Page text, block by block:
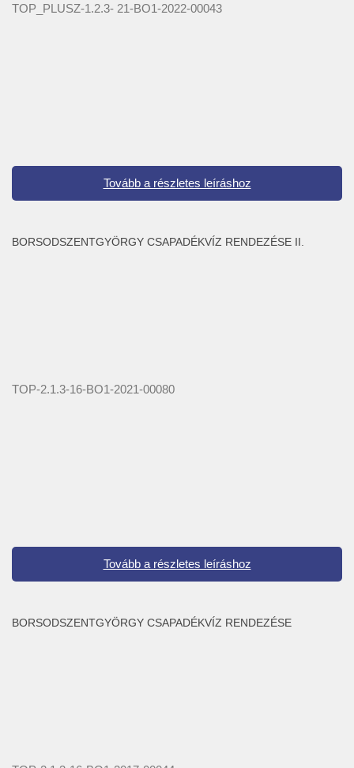
TOP_PLUSZ-1.2.3- 21-BO1-2022-00043
Tovább a részletes leíráshoz
BORSODSZENTGYÖRGY CSAPADÉKVÍZ RENDEZÉSE II.
TOP-2.1.3-16-BO1-2021-00080
Tovább a részletes leíráshoz
BORSODSZENTGYÖRGY CSAPADÉKVÍZ RENDEZÉSE